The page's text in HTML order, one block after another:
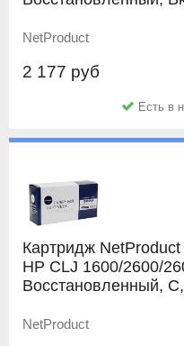
NetProduct
2 177 руб
Есть в
Картридж
HP CLJ 1600/2600/
Восстановленный,
NetProduct